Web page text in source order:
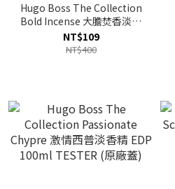
Hugo Boss The Collection
Bold Incense 大膽焚香淡香
精 EDP 1.5ml
NT$109
NT$400